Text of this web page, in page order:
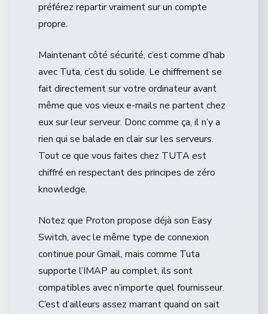
préférez repartir vraiment sur un compte
propre.
Maintenant côté sécurité, c’est comme d’hab
avec Tuta, c’est du solide. Le chiffrement se
fait directement sur votre ordinateur avant
même que vos vieux e-mails ne partent chez
eux sur leur serveur. Donc comme ça, il n’y a
rien qui se balade en clair sur les serveurs.
Tout ce que vous faites chez TUTA est
chiffré en respectant des principes de zéro
knowledge.
Notez que Proton propose déjà son Easy
Switch, avec le même type de connexion
continue pour Gmail, mais comme Tuta
supporte l’IMAP au complet, ils sont
compatibles avec n’importe quel fournisseur.
C’est d’ailleurs assez marrant quand on sait